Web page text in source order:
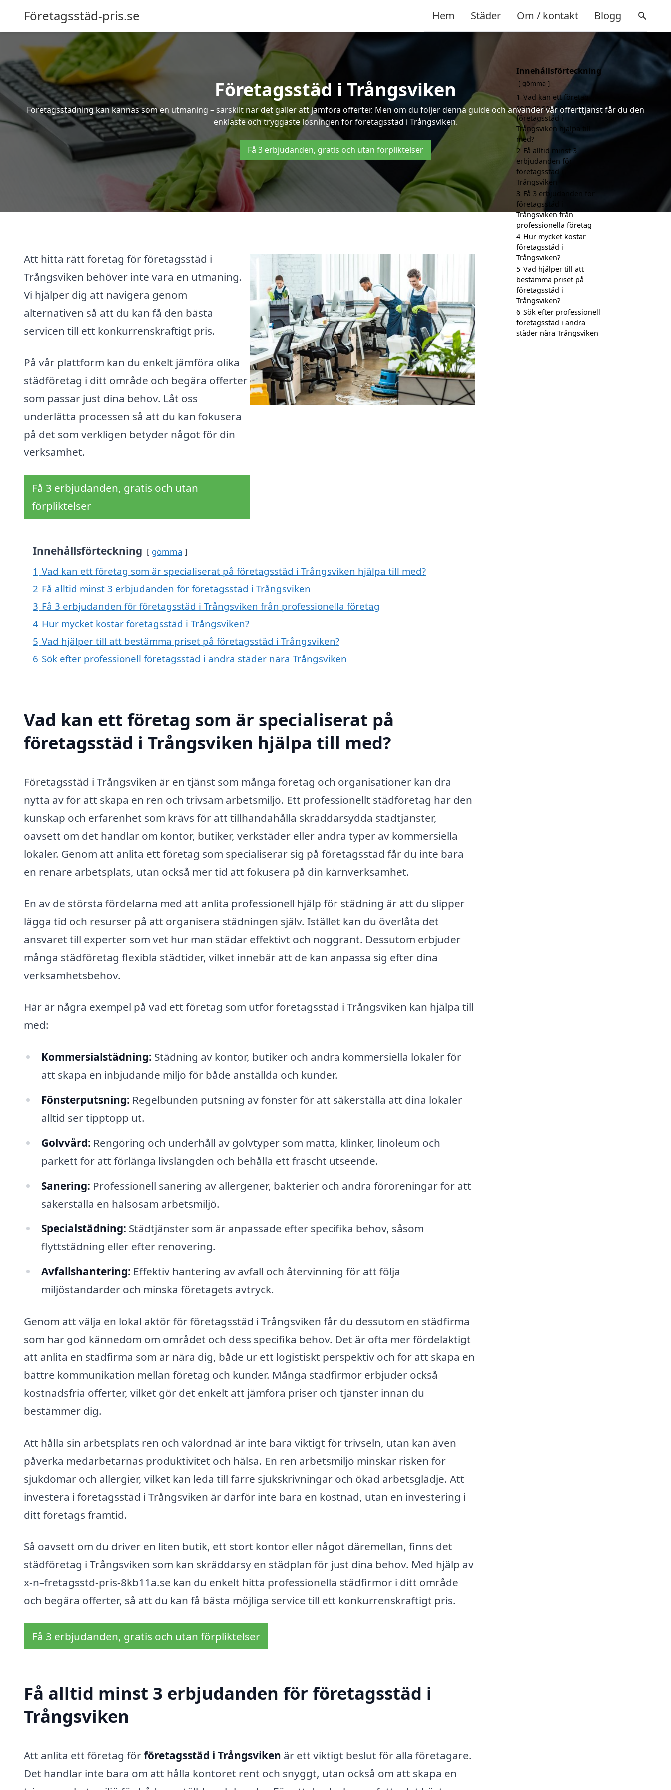
Företagsstäd-pris.se Hem Städer Om / kontakt Blogg
Företagsstäd i Trångsviken
Företagsstädning kan kännas som en utmaning – särskilt när det gäller att jämföra offerter. Men om du följer denna guide och använder vår offerttjänst får du den
enklaste och tryggaste lösningen för företagsstäd i Trångsviken.
Få 3 erbjudanden, gratis och utan förpliktelser
Att hitta rätt företag för företagsstäd i
Trångsviken behöver inte vara en utmaning.
Vi hjälper dig att navigera genom
alternativen så att du kan få den bästa
servicen till ett konkurrenskraftigt pris.
På vår plattform kan du enkelt jämföra olika
städföretag i ditt område och begära offerter
som passar just dina behov. Låt oss
underlätta processen så att du kan fokusera
på det som verkligen betyder något för din
verksamhet.
Få 3 erbjudanden, gratis och utan
förpliktelser
Innehållsförteckning gömma
1 Vad kan ett företag som är specialiserat på företagsstäd i Trångsviken hjälpa till med?
2 Få alltid minst 3 erbjudanden för företagsstäd i Trångsviken
3 Få 3 erbjudanden för företagsstäd i Trångsviken från professionella företag
4 Hur mycket kostar företagsstäd i Trångsviken?
5 Vad hjälper till att bestämma priset på företagsstäd i Trångsviken?
6 Sök efter professionell företagsstäd i andra städer nära Trångsviken
Vad kan ett företag som är specialiserat på
företagsstäd i Trångsviken hjälpa till med?
Företagsstäd i Trångsviken är en tjänst som många företag och organisationer kan dra
nytta av för att skapa en ren och trivsam arbetsmiljö. Ett professionellt städföretag har den
kunskap och erfarenhet som krävs för att tillhandahålla skräddarsydda städtjänster,
oavsett om det handlar om kontor, butiker, verkstäder eller andra typer av kommersiella
lokaler. Genom att anlita ett företag som specialiserar sig på företagsstäd får du inte bara
en renare arbetsplats, utan också mer tid att fokusera på din kärnverksamhet.
En av de största fördelarna med att anlita professionell hjälp för städning är att du slipper
lägga tid och resurser på att organisera städningen själv. Istället kan du överlåta det
ansvaret till experter som vet hur man städar effektivt och noggrant. Dessutom erbjuder
många städföretag flexibla städtider, vilket innebär att de kan anpassa sig efter dina
verksamhetsbehov.
Här är några exempel på vad ett företag som utför företagsstäd i Trångsviken kan hjälpa till
med:
Kommersialstädning: Städning av kontor, butiker och andra kommersiella lokaler för
att skapa en inbjudande miljö för både anställda och kunder.
Fönsterputsning: Regelbunden putsning av fönster för att säkerställa att dina lokaler
alltid ser tipptopp ut.
Golvvård: Rengöring och underhåll av golvtyper som matta, klinker, linoleum och
parkett för att förlänga livslängden och behålla ett fräscht utseende.
Sanering: Professionell sanering av allergener, bakterier och andra föroreningar för att
säkerställa en hälsosam arbetsmiljö.
Specialstädning: Städtjänster som är anpassade efter specifika behov, såsom
flyttstädning eller efter renovering.
Avfallshantering: Effektiv hantering av avfall och återvinning för att följa
miljöstandarder och minska företagets avtryck.
Genom att välja en lokal aktör för företagsstäd i Trångsviken får du dessutom en städfirma
som har god kännedom om området och dess specifika behov. Det är ofta mer fördelaktigt
att anlita en städfirma som är nära dig, både ur ett logistiskt perspektiv och för att skapa en
bättre kommunikation mellan företag och kunder. Många städfirmor erbjuder också
kostnadsfria offerter, vilket gör det enkelt att jämföra priser och tjänster innan du
bestämmer dig.
Att hålla sin arbetsplats ren och välordnad är inte bara viktigt för trivseln, utan kan även
påverka medarbetarnas produktivitet och hälsa. En ren arbetsmiljö minskar risken för
sjukdomar och allergier, vilket kan leda till färre sjukskrivningar och ökad arbetsglädje. Att
investera i företagsstäd i Trångsviken är därför inte bara en kostnad, utan en investering i
ditt företags framtid.
Så oavsett om du driver en liten butik, ett stort kontor eller något däremellan, finns det
städföretag i Trångsviken som kan skräddarsy en städplan för just dina behov. Med hjälp av
x-n–fretagsstd-pris-8kb11a.se kan du enkelt hitta professionella städfirmor i ditt område
och begära offerter, så att du kan få bästa möjliga service till ett konkurrenskraftigt pris.
Få 3 erbjudanden, gratis och utan förpliktelser
Få alltid minst 3 erbjudanden för företagsstäd i
Trångsviken
Att anlita ett företag förföretagsstäd i Trångsviken är ett viktigt beslut för alla företagare.
Det handlar inte bara om att hålla kontoret rent och snyggt, utan också om att skapa en
Innehållsförteckning
gömma
1 Vad kan ett företag
som är specialiserat på
företagsstäd i
Trångsviken hjälpa till
med?
2 Få alltid minst 3
erbjudanden för
företagsstäd i
Trångsviken
3 Få 3 erbjudanden för
företagsstäd i
Trångsviken från
professionella företag
4 Hur mycket kostar
företagsstäd i
Trångsviken?
5 Vad hjälper till att
bestämma priset på
företagsstäd i
Trångsviken?
6 Sök efter professionell
företagsstäd i andra
städer nära Trångsviken